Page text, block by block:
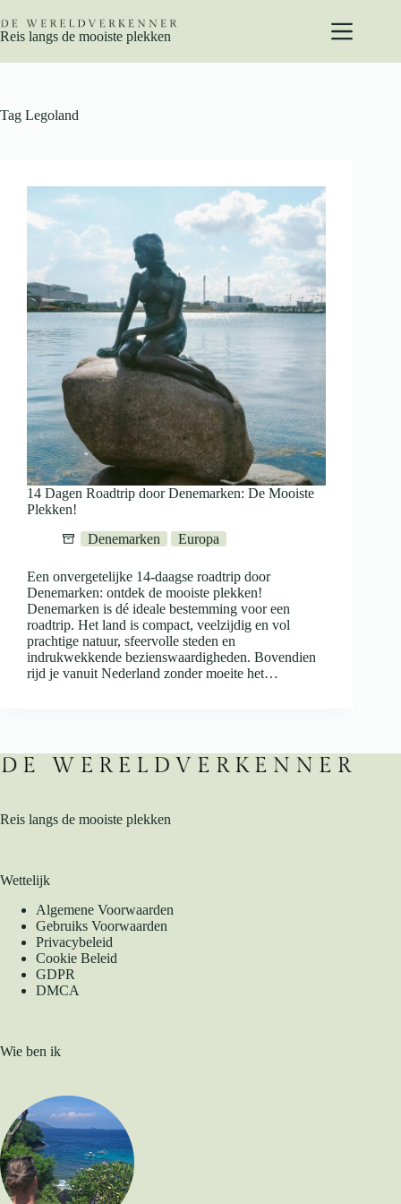
naar
de
Reis langs de mooiste plekken
Tag Legoland
14 Dagen Roadtrip door Denemarken: De Mooiste
Plekken!
Denemarken
Europa
Een onvergetelijke 14-daagse roadtrip door
Denemarken: ontdek de mooiste plekken!
Denemarken is dé ideale bestemming voor een
roadtrip. Het land is compact, veelzijdig en vol
prachtige natuur, sfeervolle steden en
indrukwekkende bezienswaardigheden. Bovendien
rijd je vanuit Nederland zonder moeite het…
Reis langs de mooiste plekken
Wettelijk
Algemene Voorwaarden
Gebruiks Voorwaarden
Privacybeleid
Cookie Beleid
GDPR
DMCA
Wie ben ik